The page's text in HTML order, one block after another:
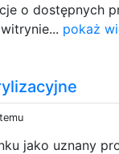
o dostępnych
pokaż
jako uznany